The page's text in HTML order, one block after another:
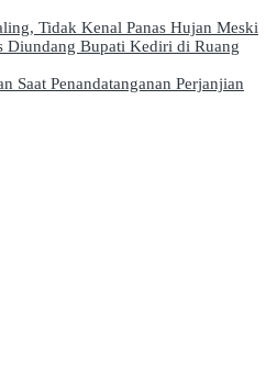
Tidak Kenal Panas Hujan Meski
Diundang Bupati Kediri di Ruang
Saat Penandatanganan Perjanjian